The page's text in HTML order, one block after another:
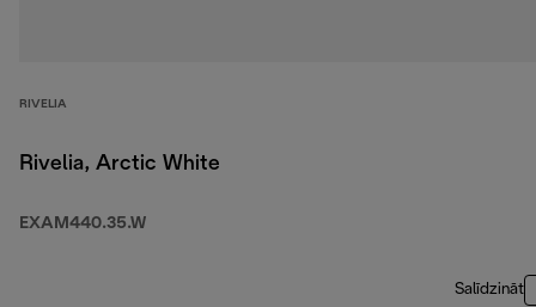
RIVELIA
Rivelia, Arctic White
EXAM440.35.W
Salīdzināt